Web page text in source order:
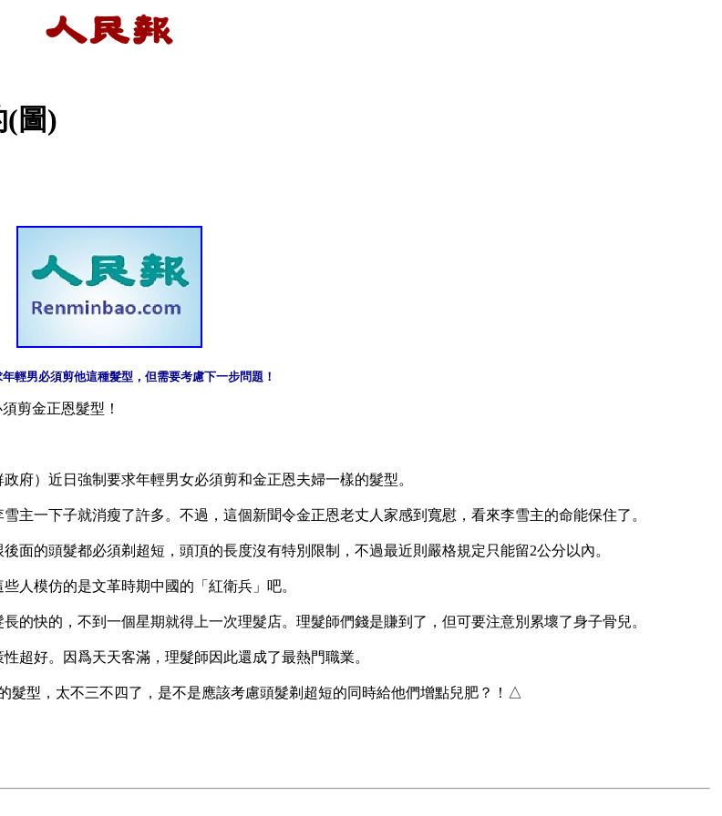
(圖)
輕男必須剪他這種髮型，但需要考慮下一步問題！
剪金正恩髮型！
府）近日強制要求年輕男女必須剪和金正恩夫婦一樣的髮型。
主一下子就消瘦了許多。不過，這個新聞令金正恩老丈人家感到寬慰，看來李雪主的命能保住了。
面的頭髮都必須剃超短，頭頂的長度沒有特別限制，不過最近則嚴格規定只能留2公分以內。
人模仿的是文革時期中國的「紅衛兵」吧。
的快的，不到一個星期就得上一次理髮店。理髮師們錢是賺到了，但可要注意別累壞了身子骨兒。
超好。因爲天天客滿，理髮師因此還成了最熱門職業。
型，太不三不四了，是不是應該考慮頭髮剃超短的同時給他們增點兒肥？！△